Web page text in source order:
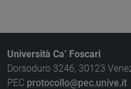
Università Ca’ Foscari
Dorsoduro 3246, 30123
PEC protocollo@pec.unive.it